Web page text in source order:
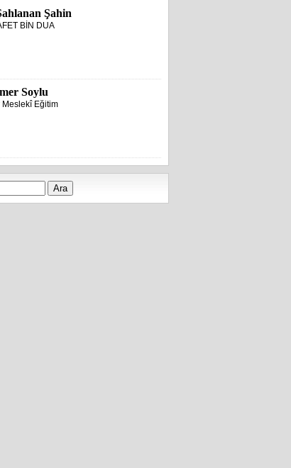
Şahin
BİN DUA
Soylu
Meslekî Eğitim